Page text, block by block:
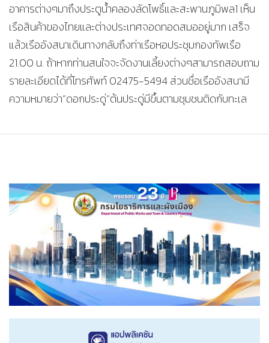
อาคารต่างๆมาถึงประตูน้ำคลองลัดโพธิ์และสะพานภูมิพล1 เห็น
เรือสินค้าของไทยและต่างประเทศจอดทอดสมออยู่มาก เสร็จ
แล้วเรืออังสนาเดินทางกลับถึงท่าเรือหอประชุมกองทัพเรือ
21.00 น. ถ้าหากท่านสนใจจะจัดงานเลี้ยงต่างๆสามารถสอบถาม
รายละเอียดได้ที่โทรศัพท์ 02475-5494 ส่วนชื่อเรืออังสนามี
ความหมายว่า”ดอกประดู่”ต้นประดู่มีขึ้นตามชุมชนติดกับทะเล